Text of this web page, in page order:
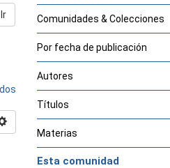
Ir Comunidades & Colecciones
Por fecha de publicación
Autores
Títulos
Materias
Esta comunidad